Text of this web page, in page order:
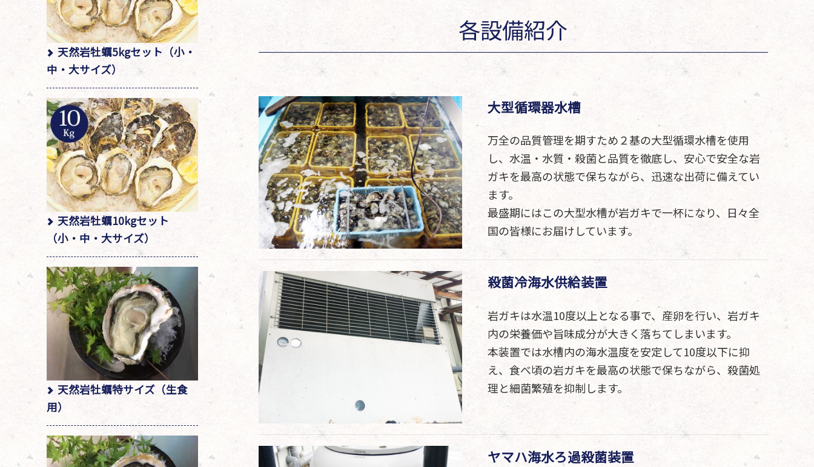
各設備紹介
大型循環器水槽
万全の品質管理を期すため２基の大型循環水槽を使用
し、水温・水質・殺菌と品質を徹底し、安心で安全な岩
ガキを最高の状態で保ちながら、迅速な出荷に備えてい
ます。
最盛期にはこの大型水槽が岩ガキで一杯になり、日々全
国の皆様にお届けしています。
殺菌冷海水供給装置
岩ガキは水温10度以上となる事で、産卵を行い、岩ガキ
内の栄養価や旨味成分が大きく落ちてしまいます。
本装置では水槽内の海水温度を安定して10度以下に抑
え、食べ頃の岩ガキを最高の状態で保ちながら、殺菌処
理と細菌繁殖を抑制します。
ヤマハ海水ろ過殺菌装置
天然岩牡蠣5kgセット（小・
中・大サイズ）
天然岩牡蠣10kgセット
（小・中・大サイズ）
天然岩牡蠣特サイズ（生食
用）